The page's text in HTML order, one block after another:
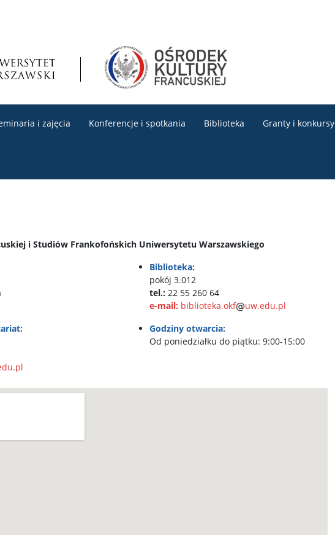
i zajęcia Konferencje i spotkania Biblioteka Granty i konkursy
i Studiów Frankofońskich Uniwersytetu Warszawskiego
Biblioteka:
pokój 3.012
tel.:22 55 260 64
e-mail: biblioteka.okf
uw.edu.pl
Godziny otwarcia:
Od poniedziałku do piątku: 9:00-15:00